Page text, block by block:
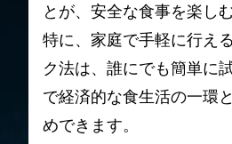
とが、安全な食事を楽し
特に、家庭で手軽に行え
ク法は、誰にでも簡単に
で経済的な食生活の一環
めできます。